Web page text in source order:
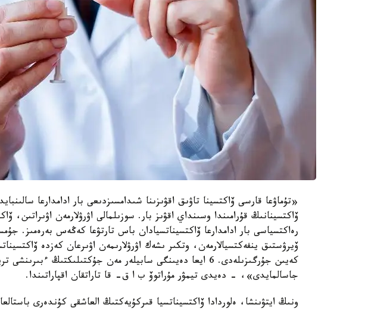
«تۇماۋعا قارسى ۆاكتسينا تاۋىق اقۋىزىنا شىدامسىزدىعى بار ادامدارعا
ۆاكتسينانىڭ قۇرامىندا وسىنداي اقۋىز بار. سوزىلمالى اۋرۋلارمەن اۋىراتىن،
رەاكتسياسى بار ادامدارعا ۆاكتسيناتسيادان باس تارتۋعا كەڭەس بەرەمىز.
ۆيرۋستىق ينفەكتسيالارمەن، وتكىر ىشەك اۋرۋلارىمەن اۋىرعان كەزدە
كەيىن جۇرگىزىلەدى. 6 ايعا دەيىنگى سابيلەر مەن جۇكتىلىكتىڭ
جاسالمايدى»، - دەيدى تيمۋر مۇراتوۆ ب ا ق- قا تاراتقان اقپاراتىندا.
ونىڭ ايتۋىنشا، ەلوردادا ۆاكتسيناتسيا قىركۇيەكتىڭ العاشقى كۇندەرى